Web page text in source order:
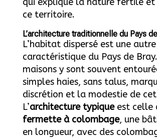
ce territoire.
L’architecture traditionnelle du Pays
L’habitat dispersé est une autre
caractéristique du Pays de
maisons y sont souvent
simples haies, sans talus,
discrétion et la modestie de
L’architecture typiqueest celle
fermette à colombage, une
en longueur, avec des